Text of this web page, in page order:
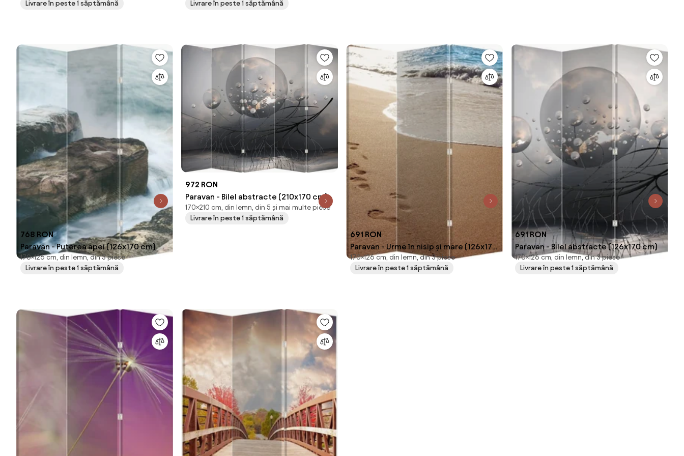
Livrare în peste 1 săptămână
Livrare în peste 1 săptămână
768 RON
Paravan - Puterea apei (126x170 cm)
170×126 cm, din lemn, din 3 piese
Livrare în peste 1 săptămână
972 RON
Paravan - Bilel abstracte (210x170 cm)
170×210 cm, din lemn, din 5 și mai multe piese
Livrare în peste 1 săptămână
691 RON
Paravan - Urme în nisip și mare (126x170
cm)
170×126 cm, din lemn, din 3 piese
Livrare în peste 1 săptămână
691 RON
Paravan - Bilel abstracte (126x170 cm)
170×126 cm, din lemn, din 3 piese
Livrare în peste 1 săptămână